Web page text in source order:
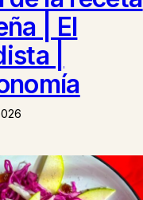
| El
|